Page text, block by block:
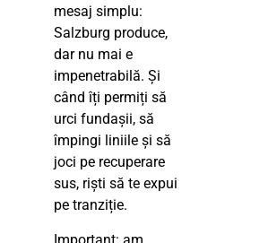
mesaj simplu:
Salzburg produce,
dar nu mai e
impenetrabilă. Și
când îți permiți să
urci fundașii, să
împingi liniile și să
joci pe recuperare
sus, riști să te expui
pe tranziție.